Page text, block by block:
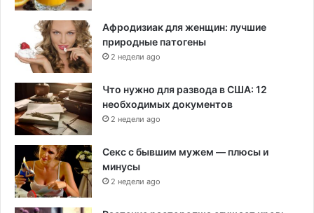
Афродизиак для женщин: лучшие
природные патогены
2 недели ago
Что нужно для развода в США: 12
необходимых документов
2 недели ago
Секс с бывшим мужем — плюсы и
минусы
2 недели ago